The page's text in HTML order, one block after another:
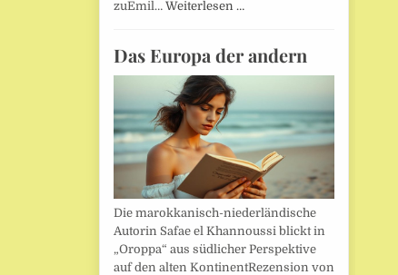
zuEmil… Weiterlesen …
Das Europa der andern
Die marokkanisch-niederländische
Autorin Safae el Khannoussi blickt in
„Oroppa“ aus südlicher Perspektive
auf den alten KontinentRezension von